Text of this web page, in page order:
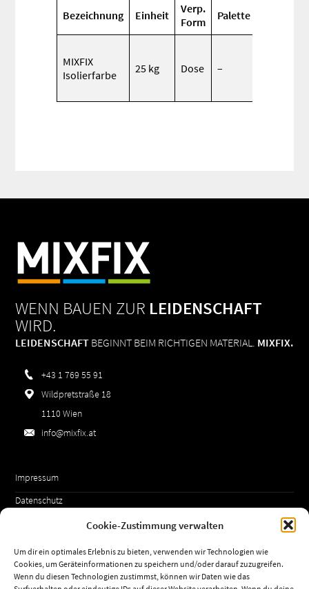
Cookie-Zustimmung verwalten
Um dir ein optimales Erlebnis zu bieten, verwenden wir Technologien wie
Cookies, um Geräteinformationen zu speichern und/oder darauf zuzugreifen.
Wenn du diesen Technologien zustimmst, können wir Daten wie das
Bezeichnung Einheit
Verp.
Form
Palette
MIXFIX
Isolierfarbe
25 kg Dose –
WENN BAUEN ZUR LEIDENSCHAFT
WIRD.
LEIDENSCHAFT BEGINNT BEIM RICHTIGEN MATERIAL. MIXFIX.
+43 1 769 55 91
Wildpretstraße 18
1110 Wien
info@mixfix.at
Impressum
Datenschutz
Cookie-Richtlinie (EU)